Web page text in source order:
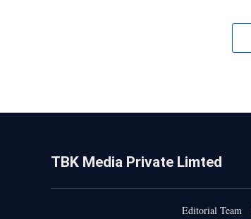
TBK Media Private Limted
Editorial Team